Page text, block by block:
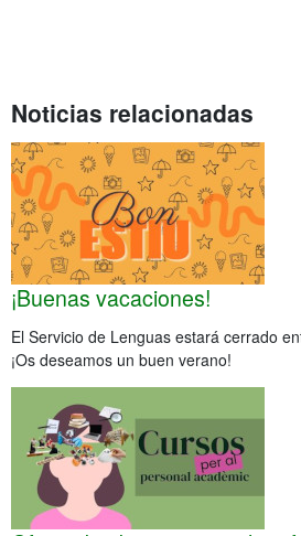
Noticias relacionadas
¡Buenas vacaciones!
El Servicio de Lenguas estará cerrado
¡Os deseamos un buen verano!